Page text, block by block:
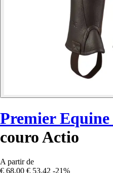
Premier Equine
couro Actio
A partir de
€ 68,00 € 53,42 -21%